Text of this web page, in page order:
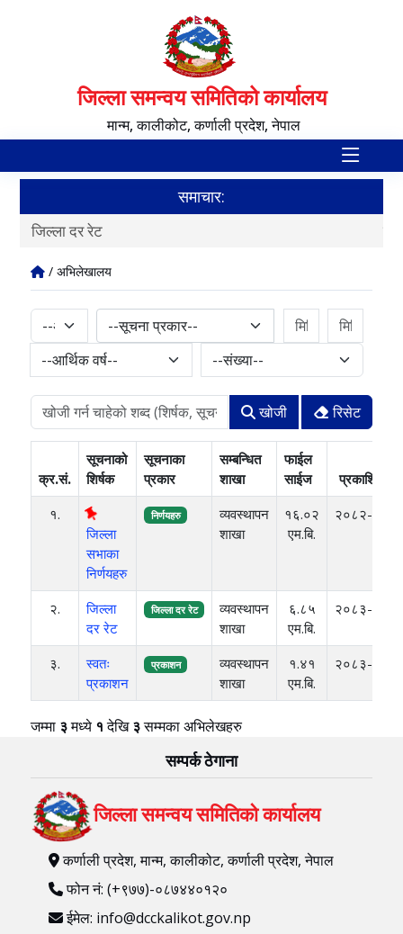
जिल्ला समन्वय समितिको कार्यालय
मान्म, कालीकोट, कर्णाली प्रदेश, नेपाल
समाचार:
जिल्ला दर रेट
/ अभिलेखालय
--सूचना प्रकार--
खोजी रिसेट
क्र.सं.
सूचनाको
शिर्षक
सूचनाका
प्रकार
सम्बन्धित
शाखा
फाईल
साईज
प्रकाशित
१.
जिल्ला
सभाका
निर्णयहरु
निर्णयहरु
व्यवस्थापन
शाखा
१६.०२
एम.बि.
२०८२-०६-
२.
जिल्ला
दर रेट
जिल्ला दर रेट
व्यवस्थापन
शाखा
६.८५
एम.बि.
२०८३-०४-
३.
स्वतः
प्रकाशन
प्रकाशन
व्यवस्थापन
शाखा
१.४१
एम.बि.
२०८३-०४-
जम्मा ३मध्ये १देखि३सम्मका अभिलेखहरु
सम्पर्क ठेगाना
जिल्ला समन्वय समितिको कार्यालय
कर्णाली प्रदेश, मान्म, कालीकोट, कर्णाली प्रदेश, नेपाल
फोन नं: (+९७७)-०८७४४०१२०
ईमेल: info@dcckalikot.gov.np